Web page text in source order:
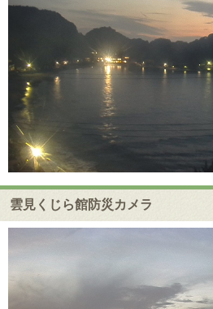
雲見くじら館防災カメラ